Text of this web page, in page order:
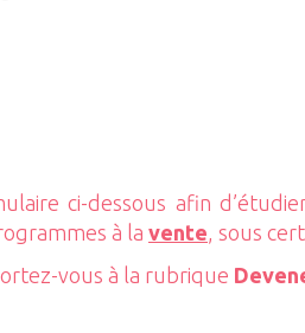
ci-dessous afin
à la vente, sous
vous à la rubrique